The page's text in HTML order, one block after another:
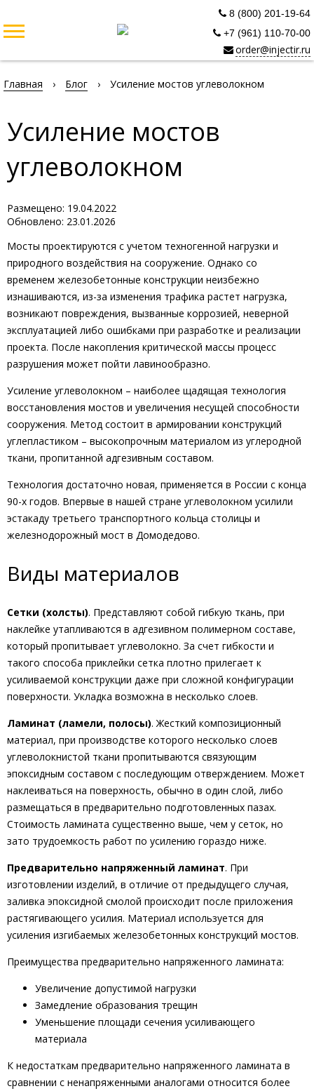
8 (800) 201-19-64
+7 (961) 110-70-00
order@injectir.ru
Главная › Блог › Усиление мостов углеволокном
Усиление мостов
углеволокном
Размещено: 19.04.2022
Обновлено: 23.01.2026
Мосты проектируются с учетом техногенной нагрузки и
природного воздействия на сооружение. Однако со
временем железобетонные конструкции неизбежно
изнашиваются, из-за изменения трафика растет нагрузка,
возникают повреждения, вызванные коррозией, неверной
эксплуатацией либо ошибками при разработке и реализации
проекта. После накопления критической массы процесс
разрушения может пойти лавинообразно.
Усиление углеволокном – наиболее щадящая технология
восстановления мостов и увеличения несущей способности
сооружения. Метод состоит в армировании конструкций
углепластиком – высокопрочным материалом из углеродной
ткани, пропитанной адгезивным составом.
Технология достаточно новая, применяется в России с конца
90-х годов. Впервые в нашей стране углеволокном усилили
эстакаду третьего транспортного кольца столицы и
железнодорожный мост в Домодедово.
Виды материалов
Сетки (холсты). Представляют собой гибкую ткань, при
наклейке утапливаются в адгезивном полимерном составе,
который пропитывает углеволокно. За счет гибкости и
такого способа приклейки сетка плотно прилегает к
усиливаемой конструкции даже при сложной конфигурации
поверхности. Укладка возможна в несколько слоев.
Ламинат (ламели, полосы). Жесткий композиционный
материал, при производстве которого несколько слоев
углеволокнистой ткани пропитываются связующим
эпоксидным составом с последующим отверждением. Может
наклеиваться на поверхность, обычно в один слой, либо
размещаться в предварительно подготовленных пазах.
Стоимость ламината существенно выше, чем у сеток, но
зато трудоемкость работ по усилению гораздо ниже.
Предварительно напряженный ламинат. При
изготовлении изделий, в отличие от предыдущего случая,
заливка эпоксидной смолой происходит после приложения
растягивающего усилия. Материал используется для
усиления изгибаемых железобетонных конструкций мостов.
Преимущества предварительно напряженного ламината:
Увеличение допустимой нагрузки
Замедление образования трещин
Уменьшение площади сечения усиливающего
материала
К недостаткам предварительно напряженного ламината в
сравнении с ненапряженными аналогами относится более